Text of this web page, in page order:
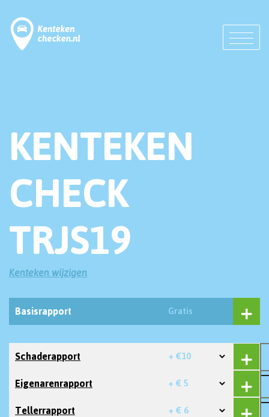
KENTEKEN
CHECK
TRJS19
Kenteken wijzigen
Basisrapport Gratis
Schaderapport + €10
Eigenarenrapport + € 5
Tellerrapport + € 6